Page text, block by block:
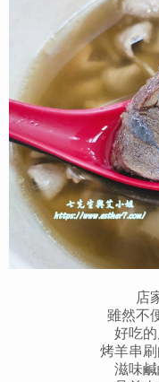
店
雖然不
好吃
烤羊串刷
滋味鹹